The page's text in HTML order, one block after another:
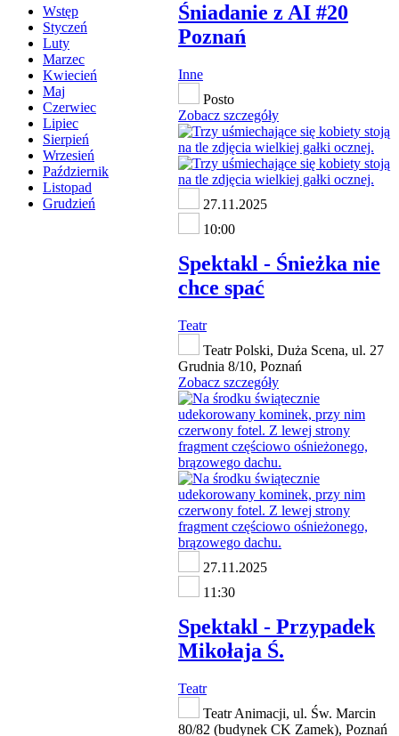
Wstęp
Styczeń
Luty
Marzec
Kwiecień
Maj
Czerwiec
Lipiec
Sierpień
Wrzesień
Październik
Listopad
Grudzień
Śniadanie z AI #20
Poznań
Inne
Posto
Zobacz szczegóły
27.11.2025
10:00
Spektakl - Śnieżka nie
chce spać
Teatr
Teatr Polski, Duża Scena, ul. 27
Grudnia 8/10, Poznań
Zobacz szczegóły
27.11.2025
11:30
Spektakl - Przypadek
Mikołaja Ś.
Teatr
Teatr Animacji, ul. Św. Marcin
80/82 (budynek CK Zamek), Poznań